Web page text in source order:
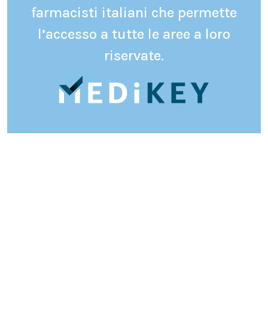
farmacisti italiani che permette
l’accesso a tutte le aree a loro
riservate.